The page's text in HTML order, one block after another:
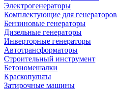
Электрогенераторы
Комплектующие для генераторов
Бензиновые генераторы
Дизельные генераторы
Инверторные генераторы
Автотрансформаторы
Строительный инструмент
Бетономешалки
Краскопульты
Затирочные машины